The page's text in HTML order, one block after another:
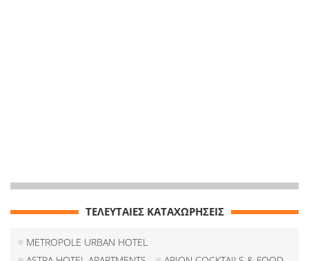
ΤΕΛΕΥΤΑΙΕΣ ΚΑΤΑΧΩΡΗΣΕΙΣ
METROPOLE URBAN HOTEL